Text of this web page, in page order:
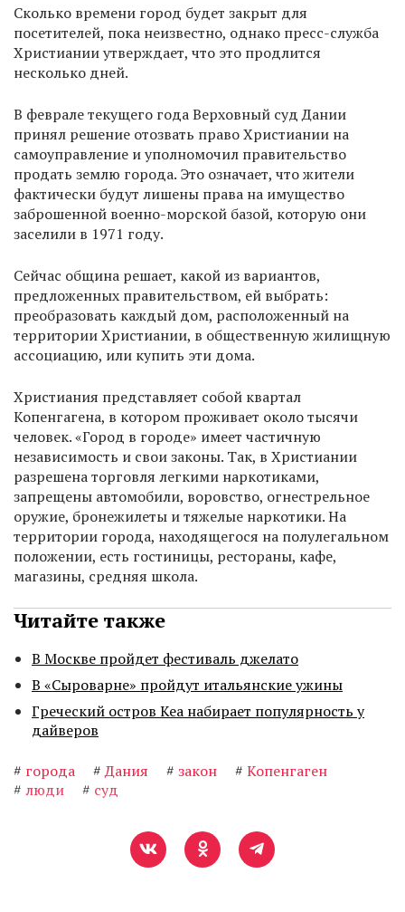
Сколько времени город будет закрыт для
посетителей, пока неизвестно, однако пресс-служба
Христиании утверждает, что это продлится
несколько дней.
В феврале текущего года Верховный суд Дании
принял решение отозвать право Христиании на
самоуправление и уполномочил правительство
продать землю города. Это означает, что жители
фактически будут лишены права на имущество
заброшенной военно-морской базой, которую они
заселили в 1971 году.
Сейчас община решает, какой из вариантов,
предложенных правительством, ей выбрать:
преобразовать каждый дом, расположенный на
территории Христиании, в общественную жилищную
ассоциацию, или купить эти дома.
Христиания представляет собой квартал
Копенгагена, в котором проживает около тысячи
человек. «Город в городе» имеет частичную
независимость и свои законы. Так, в Христиании
разрешена торговля легкими наркотиками,
запрещены автомобили, воровство, огнестрельное
оружие, бронежилеты и тяжелые наркотики. На
территории города, находящегося на полулегальном
положении, есть гостиницы, рестораны, кафе,
магазины, средняя школа.
Читайте также
В Москве пройдет фестиваль джелато
В «Сыроварне» пройдут итальянские ужины
Греческий остров Кеа набирает популярность у
дайверов
# города # Дания # закон # Копенгаген
# люди # суд